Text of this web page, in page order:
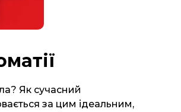
Як сучасний
за цим ідеальним,